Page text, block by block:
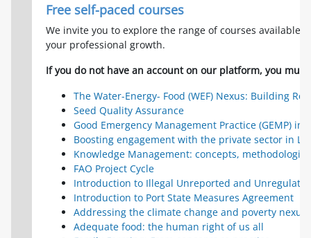
Free self-paced courses
We invite you to explore the range of courses available
your professional growth.
If you do not have an account on our platform, you
The Water-Energy- Food (WEF) Nexus: Building
Seed Quality Assurance
Good Emergency Management Practice (GEMP) in
Boosting engagement with the private sector in
Knowledge Management: concepts,
FAO Project Cycle
Introduction to Illegal Unreported and
Introduction to Port State Measures Agreement
Addressing the climate change and poverty nexus
Adequate food: the human right of us all